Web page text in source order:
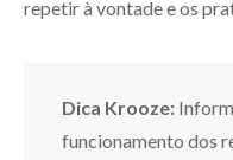
repetir à vontade e os
Dica Krooze:
funcionamento dos